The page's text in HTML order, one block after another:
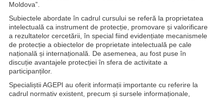
Moldova”.
Subiectele abordate în cadrul cursului se referă la proprietatea
intelectuală ca instrument de protecție, promovare și valorificare
a rezultatelor cercetării, în special fiind evidențiate mecanismele
de protecție a obiectelor de proprietate intelectuală pe cale
națională și internațională. De asemenea, au fost puse în
discuție avantajele protecției în sfera de activitate a
participanților.
Specialiștii AGEPI au oferit informații importante cu referire la
cadrul normativ existent, precum și sursele informaționale,